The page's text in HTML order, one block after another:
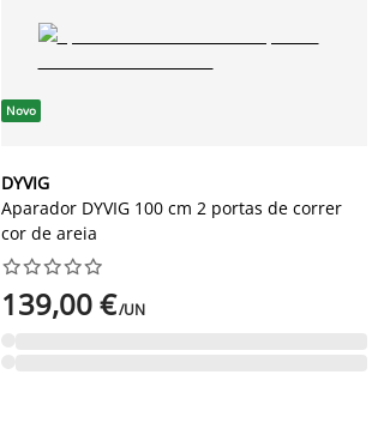
Novo
DYVIG
Aparador DYVIG 100 cm 2 portas de correr
cor de areia






139,00 €/UN